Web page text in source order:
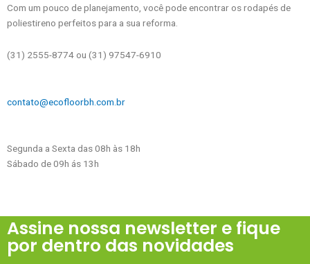
Com um pouco de planejamento, você pode encontrar os rodapés de
poliestireno perfeitos para a sua reforma.
(31) 2555-8774 ou (31) 97547-6910
contato@ecofloorbh.com.br
Segunda a Sexta das 08h às 18h
Sábado de 09h ás 13h
Assine nossa newsletter e fique
por dentro das novidades